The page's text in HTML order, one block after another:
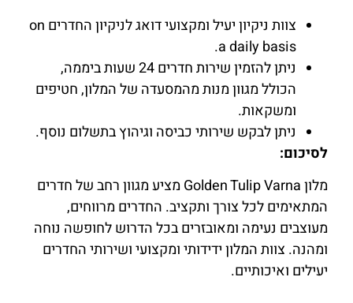
צוות ניקיון יעיל ומקצועי דואג לניקיון החדרים on
a daily basis.
ניתן להזמין שירות חדרים 24 שעות ביממה,
הכולל מגוון מנות מהמסעדה של המלון, חטיפים
ומשקאות.
ניתן לבקש שירותי כביסה וגיהוץ בתשלום נוסף.
לסיכום:
מלון Golden Tulip Varna מציע מגוון רחב של חדרים
המתאימים לכל צורך ותקציב. החדרים מרווחים,
מעוצבים נעימה ומאובזרים בכל הדרוש לחופשה נוחה
ומהנה. צוות המלון ידידותי ומקצועי ושירותי החדרים
יעילים ואיכותיים.